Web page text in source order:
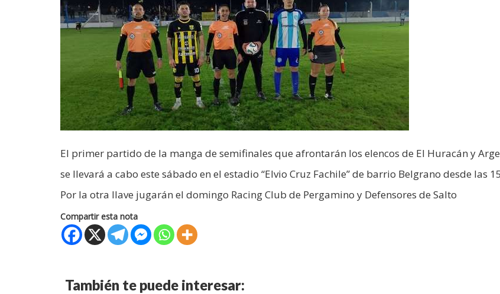
El primer partido de la manga de semifinales que afrontarán los elencos de El Huracán y
se llevará a cabo este sábado en el estadio “Elvio Cruz Fachile” de barrio Belgrano desde las
Por la otra llave jugarán el domingo Racing Club de Pergamino y Defensores de Salto
Compartir esta nota
También te puede interesar: